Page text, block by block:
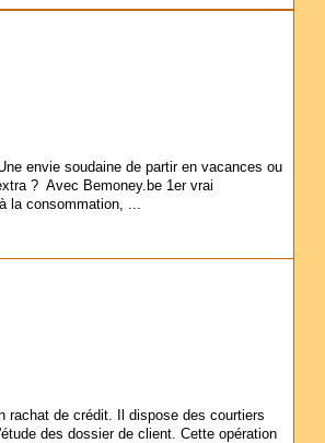
envie soudaine de partir en vacances ou
? Avec Bemoney.be 1er vrai
la consommation, ...
rachat de crédit. Il dispose des courtiers
des dossier de client. Cette opération